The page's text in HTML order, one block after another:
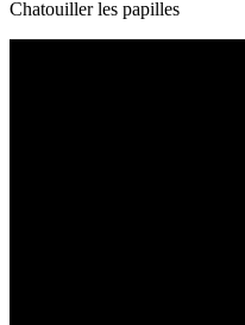
Chatouiller les papilles